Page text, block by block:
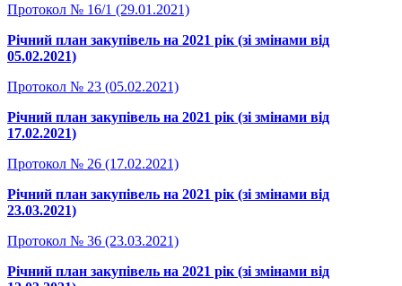
Протокол № 16/1 (29.01.2021)
Річний план закупівель на 2021 рік (зі змінами від
05.02.2021)
Протокол № 23 (05.02.2021)
Річний план закупівель на 2021 рік (зі змінами від
17.02.2021)
Протокол № 26 (17.02.2021)
Річний план закупівель на 2021 рік (зі змінами від
23.03.2021)
Протокол № 36 (23.03.2021)
Річний план закупівель на 2021 рік (зі змінами від